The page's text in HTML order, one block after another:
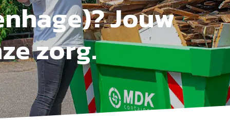
Jouw
zorg.